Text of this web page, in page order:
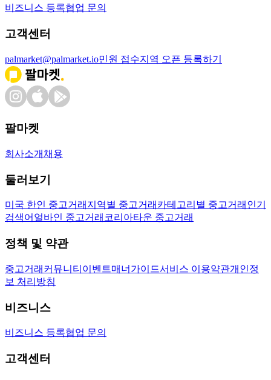
비즈니스 등록협업 문의
고객센터
palmarket@palmarket.io민원 접수지역 오픈 등록하기
팔마켓
회사소개 채용
둘러보기
미국 한인 중고거래 지역별 중고거래 카테고리별 중고거래 인기
검색어 얼바인 중고거래 코리아타운 중고거래
정책 및 약관
중고거래 커뮤니티 이벤트매너가이드서비스 이용약관개인정
보 처리방침
비즈니스
비즈니스 등록협업 문의
고객센터